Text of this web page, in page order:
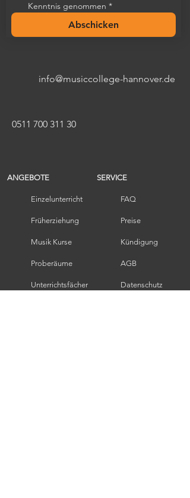
Kenntnis genommen *
Abschicken
info@musiccollege-hannover.de
0511 700 311 30
ANGEBOTE
Einzelunterricht
Früherziehung​
Musik Kurse
Proberäume
Unterrichtsfächer
SERVICE
FAQ
Preise
Kündigung
AGB
Datenschutz